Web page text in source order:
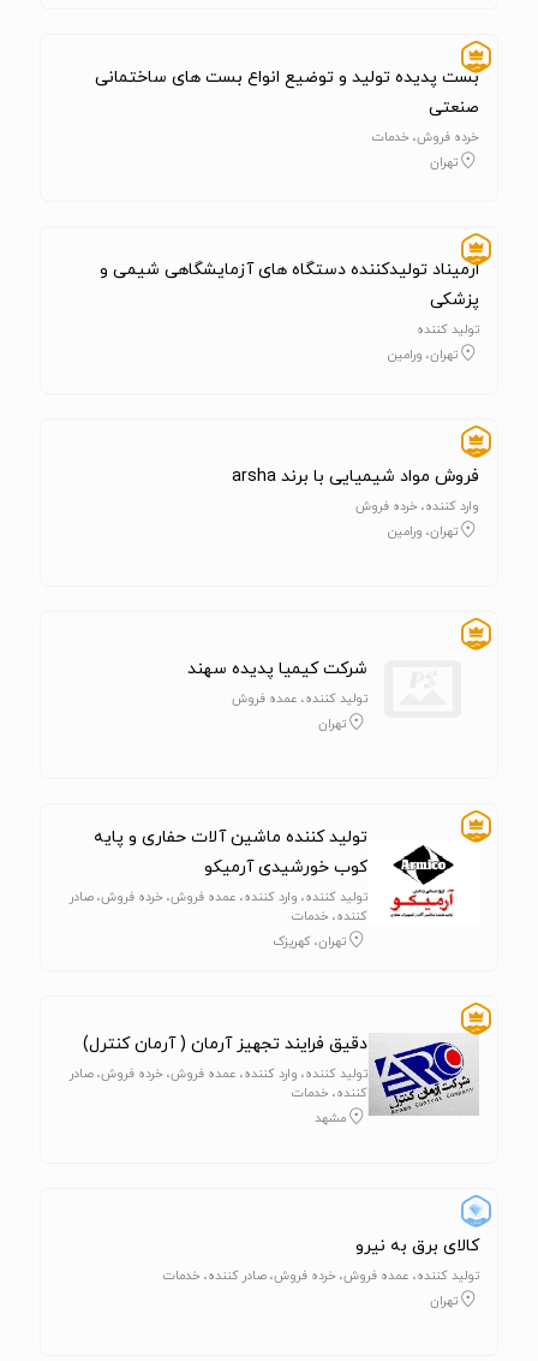
بست پدیده تولید و توضیع انواع بست های ساختمانی
صنعتی
خرده فروش، خدمات
تهران
ارمیناد تولیدکننده دستگاه های آزمایشگاهی شیمی و
پزشکی
تولید کننده
تهران، ورامین
فروش مواد شیمیایی با برند arsha
وارد کننده، خرده فروش
تهران، ورامین
شرکت کیمیا پدیده سهند
تولید کننده، عمده فروش
تهران
تولید کننده ماشین آلات حفاری و پایه
کوب خورشیدی آرمیکو
تولید کننده، وارد کننده، عمده فروش، خرده فروش، صادر
کننده، خدمات
تهران، کهریزک
دقیق فرایند تجهیز آرمان ( آرمان کنترل)
تولید کننده، وارد کننده، عمده فروش، خرده فروش، صادر
کننده، خدمات
مشهد
کالای برق به نیرو
تولید کننده، عمده فروش، خرده فروش، صادر کننده، خدمات
تهران